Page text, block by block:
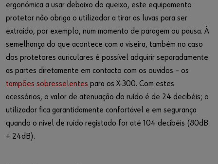
ergonómica a usar debaixo do queixo, este equipamento
protetor não obriga o utilizador a tirar as luvas para ser
extraído, por exemplo, num momento de paragem ou pausa. À
semelhança do que acontece com a viseira, também no caso
dos protetores auriculares é possível adquirir separadamente
as partes diretamente em contacto com os ouvidos – os
tampões sobresselentes para os X-300. Com estes
acessórios, o valor de atenuação do ruído é de 24 decibéis; o
utilizador fica garantidamente confortável e em segurança
quando o nível de ruído registado for até 104 decibéis (80dB
+ 24dB).